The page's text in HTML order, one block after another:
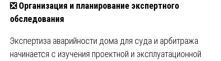
❎Организация и планирование экспертного
обследования
Экспертиза аварийности дома для суда и арбитража
начинается с изучения проектной и эксплуатационной